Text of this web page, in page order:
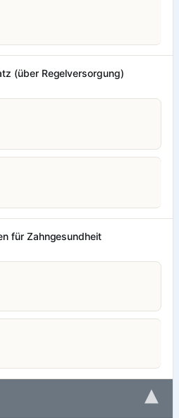
(über Regelversorgung)
für Zahngesundheit
▾